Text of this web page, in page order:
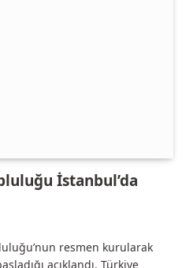
İstanbul’da
resmen kurularak
açıklandı. Türkiye